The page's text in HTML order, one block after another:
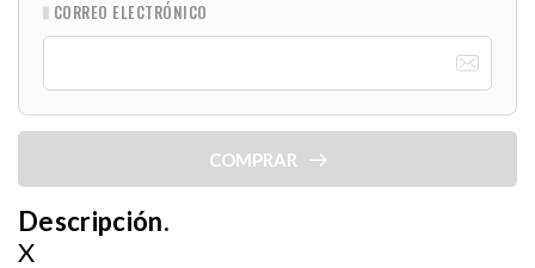
CORREO ELECTRÓNICO
COMPRAR
Descripción.
X